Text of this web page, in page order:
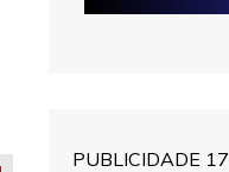
PUBLICIDADE 17